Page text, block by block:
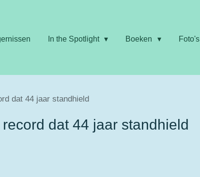
In the Spotlight Boeken Foto's
dat 44 jaar standhield
dat 44 jaar standhield